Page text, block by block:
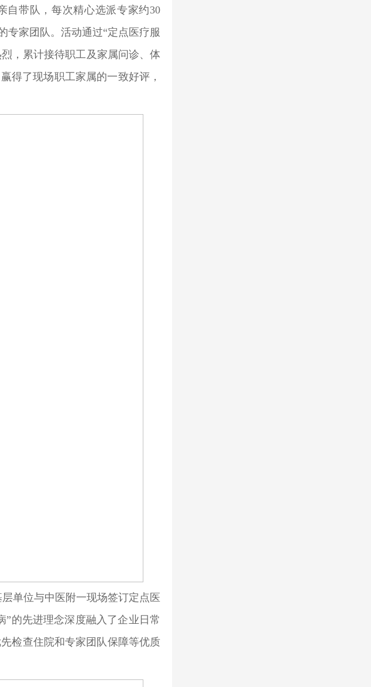
自带队，每次精心选派专家约30
专家团队。活动通过“定点医疗服
，累计接待职工及家属问诊、体
得了现场职工家属的一致好评，
单位与中医附一现场签订定点医
的先进理念深度融入了企业日常
检查住院和专家团队保障等优质